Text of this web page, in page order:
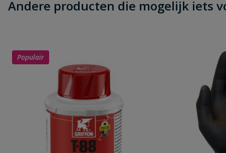
Samenvatting
Beoordeling
Andere producten die mogelijk iets
Populair